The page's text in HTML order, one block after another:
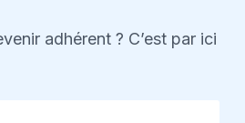
adhérent ? C’est par ici